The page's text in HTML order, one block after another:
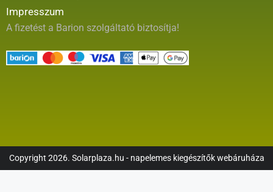
Impresszum
A fizetést a Barion szolgáltató biztosítja!
Copyright 2026. Solarplaza.hu - napelemes kiegészítők webáruháza